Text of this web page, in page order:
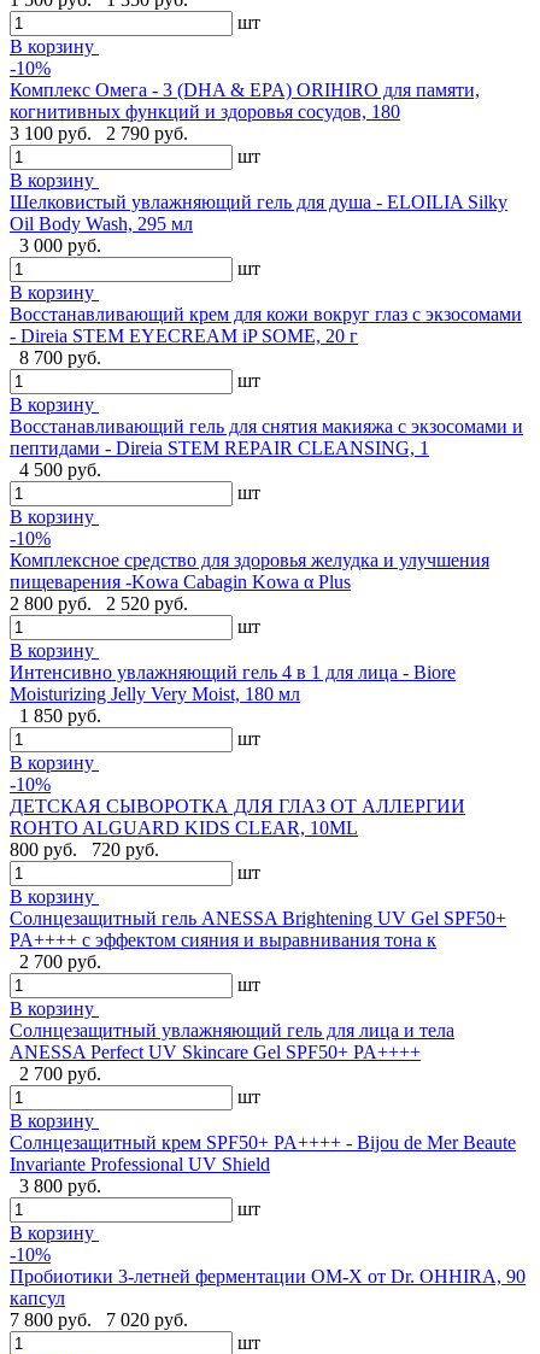
шт
В корзину
-10%
Комплекс Омега - 3 (DHA & EPA) ORIHIRO для памяти,
когнитивных функций и здоровья сосудов, 180
3 100 руб.
2 790 руб.
шт
В корзину
Шелковистый увлажняющий гель для душа - ELOILIA Silky
Oil Body Wash, 295 мл
3 000 руб.
шт
В корзину
Восстанавливающий крем для кожи вокруг глаз с экзосомами
- Direia STEM EYECREAM iP SOME, 20 г
8 700 руб.
шт
В корзину
Восстанавливающий гель для снятия макияжа с экзосомами и
пептидами - Direia STEM REPAIR CLEANSING, 1
4 500 руб.
шт
В корзину
-10%
Комплексное средство для здоровья желудка и улучшения
пищеварения -Kowa Cabagin Kowa α Plus
2 800 руб.
2 520 руб.
шт
В корзину
Интенсивно увлажняющий гель 4 в 1 для лица - Biore
Moisturizing Jelly Very Moist, 180 мл
1 850 руб.
шт
В корзину
-10%
ДЕТСКАЯ СЫВОРОТКА ДЛЯ ГЛАЗ ОТ АЛЛЕРГИИ
ROHTO ALGUARD KIDS CLEAR, 10ML
800 руб.
720 руб.
шт
В корзину
Солнцезащитный гель ANESSA Brightening UV Gel SPF50+
PA++++ с эффектом сияния и выравнивания тона к
2 700 руб.
шт
В корзину
Солнцезащитный увлажняющий гель для лица и тела
ANESSA Perfect UV Skincare Gel SPF50+ PA++++
2 700 руб.
шт
В корзину
Cолнцезащитный крем SPF50+ PA++++ - Bijou de Mer Beaute
Invariante Professional UV Shield
3 800 руб.
шт
В корзину
-10%
Пробиотики 3-летней ферментации OM-X от Dr. OHHIRA, 90
капсул
7 800 руб.
7 020 руб.
шт